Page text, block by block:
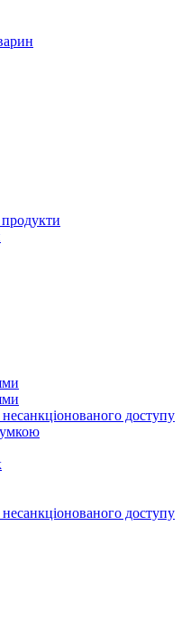
продукти
доступу
доступу